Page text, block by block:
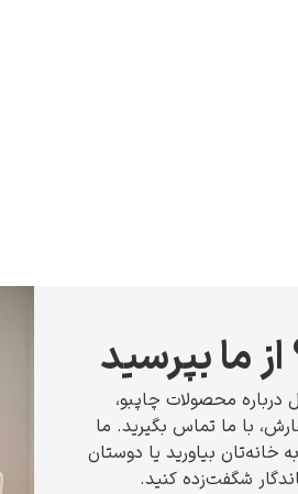
ما بپرسید
محصولات چاپبو،
با ما تماس بگیرید. ما
خانه‌تان بیاورید یا دوستان
شگفت‌زده کنید.